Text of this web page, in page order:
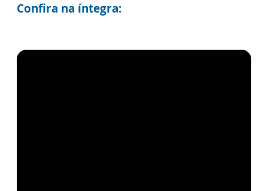
Confira na íntegra: